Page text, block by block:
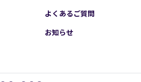
よくあるご質問
お知らせ